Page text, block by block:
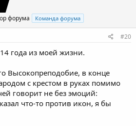
форума Команда форума
#20
года из моей жизни.
Высокопреподобие, в конце
с крестом в руках помимо
говорит не без эмоций:
что-то против икон, я бы